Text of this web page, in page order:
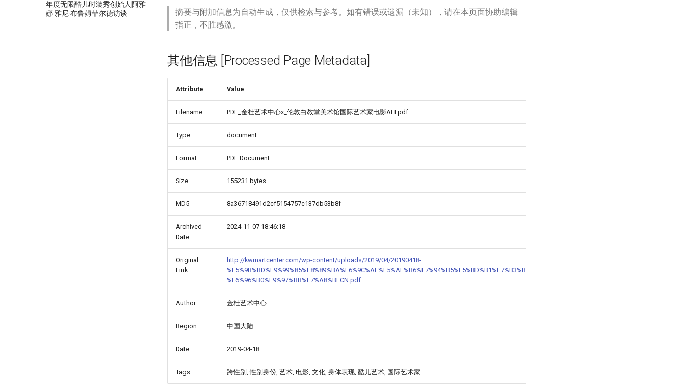
年度无限酷儿时装秀创始人阿雅
娜·雅尼·布鲁姆菲尔德访谈
摘要与附加信息为自动生成，仅供检索与参考。如有错误或遗漏（未知），请在本页面协助编辑
指正，不胜感激。
其他信息 [Processed Page Metadata]
Attribute Value
Filename PDF_金杜艺术中心x_伦敦白教堂美术馆国际艺术家电影AFI.pdf
Type document
Format PDF Document
Size 155231 bytes
MD5 8a36718491d2cf5154757c137db53b8f
Archived
Date
2024-11-07 18:46:18
Original
Link
http://kwmartcenter.com/wp-content/uploads/2019/04/20190418-
%E5%9B%BD%E9%99%85%E8%89%BA%E6%9C%AF%E5%AE%B6%E7%94%B5%E5%BD%B1%E7%B3%BB%E5%88%97%E6%94%BE%E6%98%A02-
%E6%96%B0%E9%97%BB%E7%A8%BFCN.pdf
Author 金杜艺术中心
Region 中国大陆
Date 2019-04-18
Tags 跨性别, 性别身份, 艺术, 电影, 文化, 身体表现, 酷儿艺术, 国际艺术家